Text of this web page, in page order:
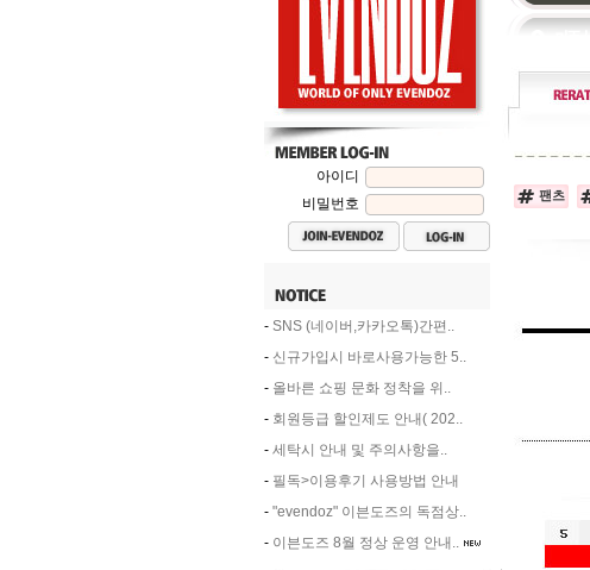
아이디
비밀번호
- SNS (네이버,카카오톡)간편..
- 신규가입시 바로사용가능한 5..
- 올바른 쇼핑 문화 정착을 위..
- 회원등급 할인제도 안내( 202..
- 세탁시 안내 및 주의사항을..
- 필독>이용후기 사용방법 안내
- "evendoz" 이븐도즈의 독점상..
- 이븐도즈 8월 정상 운영 안내..
팬츠